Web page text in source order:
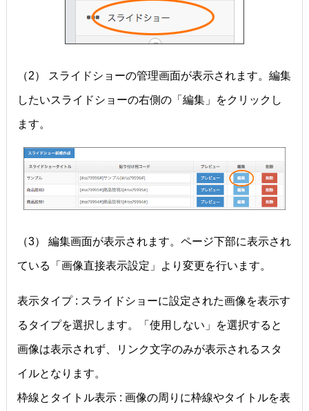
（2） スライドショーの管理画面が表示されます。編集
したいスライドショーの右側の「編集」をクリックし
ます。
（3） 編集画面が表示されます。ページ下部に表示され
ている「画像直接表示設定」より変更を行います。
表示タイプ : スライドショーに設定された画像を表示す
るタイプを選択します。「使用しない」を選択すると
画像は表示されず、リンク文字のみが表示されるスタ
イルとなります。
枠線とタイトル表示 : 画像の周りに枠線やタイトルを表